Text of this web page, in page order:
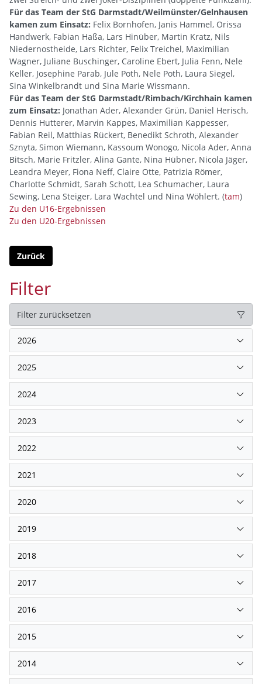
Für das Team der StG Darmstadt/Weilmünster/Gelnhausen
kamen zum Einsatz: Felix Bornhofen, Janis Hammel, Orissa
Handwerk, Fabian Haßa, Lars Hinüber, Martin Kratz, Nils
Niedernostheide, Lars Richter, Felix Treichel, Maximilian
Wagner, Juliane Buschinger, Caroline Ebert, Julia Fenn, Nele
Keller, Josephine Parab, Jule Poth, Nele Poth, Laura Siegel,
Sina Winkelbrandt und Sina Marie Wissmann.
Für das Team der StG Darmstadt/Rimbach/Kirchhain kamen
zum Einsatz: Jonathan Ader, Alexander Grün, Daniel Herisch,
Dennis Hutterer, Marvin Kappes, Maximilian Kappesser,
Fabian Reil, Matthias Rückert, Benedikt Schroth, Alexander
Sznyta, Simon Wiemann, Kassoum Wonogo, Nicola Ader, Anna
Bitsch, Marie Fritzler, Alina Gante, Nina Hübner, Nicola Jäger,
Leandra Meyer, Fiona Neff, Claire Otte, Patrizia Römer,
Charlotte Schmidt, Sarah Schott, Lea Schumacher, Laura
Sewing, Lena Steiger, Lara Wachtel und Nina Wöhlert. (tam)
Zu den U16-Ergebnissen
Zu den U20-Ergebnissen
Zurück
Filter
Filter zurücksetzen
2026
2025
2024
2023
2022
2021
2020
2019
2018
2017
2016
2015
2014